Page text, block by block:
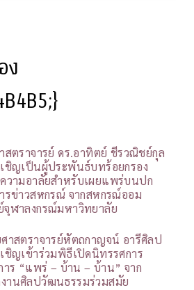
ง
สตราจารย์ ดร.อาทิตย์ ชีรวณิชย์กุล
ชิญเป็นผู้ประพันธ์บทร้อยกรอง
วามอาลัยสำหรับเผยแพร่บนปก
รข่าวสหกรณ์ จากสหกรณ์ออม
ฬาลงกรณ์มหาวิทยาลัย
าสตราจารย์หัตถกาญจน์ อารีศิลป
ชิญเข้าร่วมพิธีเปิดนิทรรศการ
าร “แพร่ – บ้าน – บ้าน” จาก
านศิลปวัฒนธรรมร่วมสมัย